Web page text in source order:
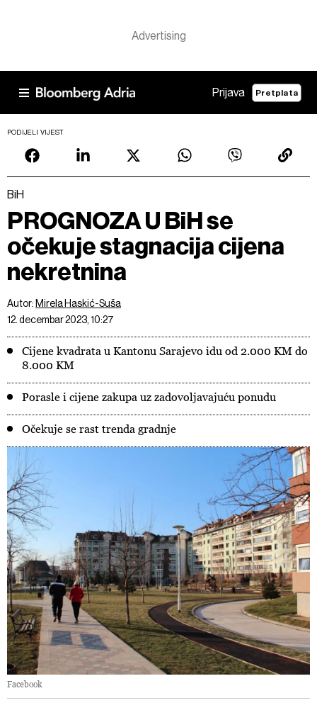
Prijava Pretplata
PODIJELI VIJEST
BiH
PROGNOZA U BiH se
očekuje stagnacija cijena
nekretnina
Autor: Mirela Haskić-Suša
12. decembar 2023, 10:27
Cijene kvadrata u Kantonu Sarajevo idu od 2.000 KM do
8.000 KM
Porasle i cijene zakupa uz zadovoljavajuću ponudu
Očekuje se rast trenda gradnje
Facebook